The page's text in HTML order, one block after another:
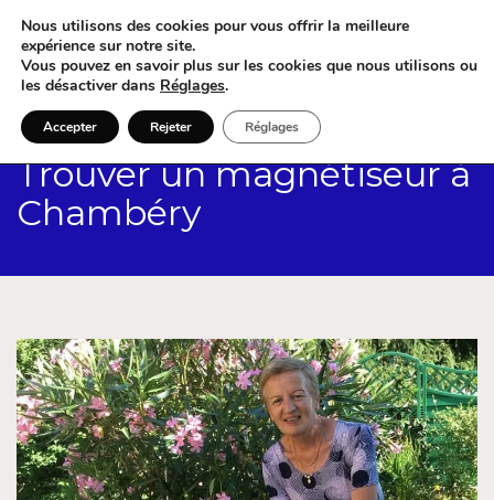
Trouver un magnétiseur à
Chambéry
Nous utilisons des cookies pour vous offrir la meilleure
expérience sur notre site.
Vous pouvez en savoir plus sur les cookies que nous utilisons ou
les désactiver dans Réglages.
Accepter Rejeter Réglages